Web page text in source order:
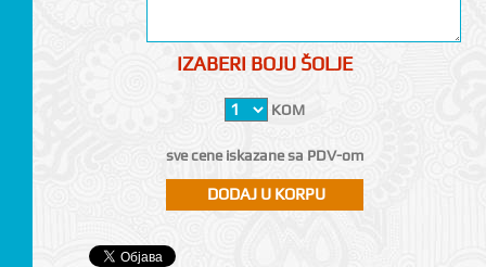
IZABERI BOJU ŠOLJE
KOM
sve cene iskazane sa PDV-om